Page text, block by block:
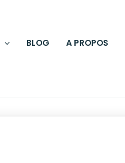
BLOG A PROPOS